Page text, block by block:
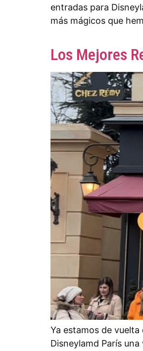
entradas para
más mágicos que
Los Mejores
Ya estamos de
Disneylamd París